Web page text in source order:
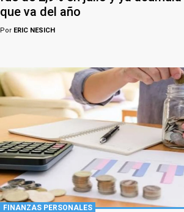
que va del año
Por ERIC NESICH
FINANZAS PERSONALES